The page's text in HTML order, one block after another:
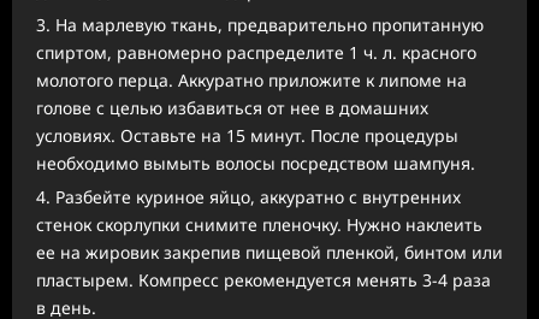
На марлевую ткань, предварительно пропитанную
спиртом, равномерно распределите 1 ч. л. красного
молотого перца. Аккуратно приложите к липоме на
голове с целью избавиться от нее в домашних
условиях. Оставьте на 15 минут. После процедуры
необходимо вымыть волосы посредством шампуня.
Разбейте куриное яйцо, аккуратно с внутренних
стенок скорлупки снимите пленочку. Нужно наклеить
ее на жировик закрепив пищевой пленкой, бинтом или
пластырем. Компресс рекомендуется менять 3-4 раза
в день.